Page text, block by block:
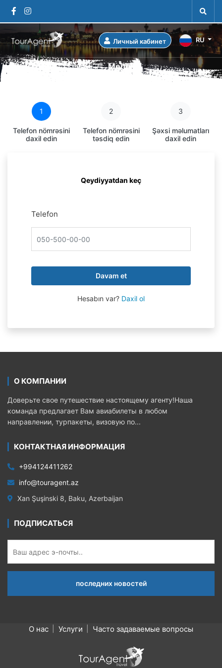
Личный кабинет RU
Menu
1
Telefon nömrəsini
daxil edin
2
Telefon nömrəsini
təsdiq edin
3
Şəxsi məlumatları
daxil edin
Qeydiyyatdan keç
Telefon
Davam et
Hesabın var? Daxil ol
О КОМПАНИИ
Доверьте свое путешествие настоящему агенту!Наша
команда предлагает Вам авиабилеты в любом
направлении, турпакеты, визовую по...
КОНТАКТНАЯ ИНФОРМАЦИЯ
+994124411262
info@touragent.az
Xan Şuşinski 8, Baku, Azerbaijan
ПОДПИСАТЬСЯ
О нас Услуги Часто задаваемые вопросы